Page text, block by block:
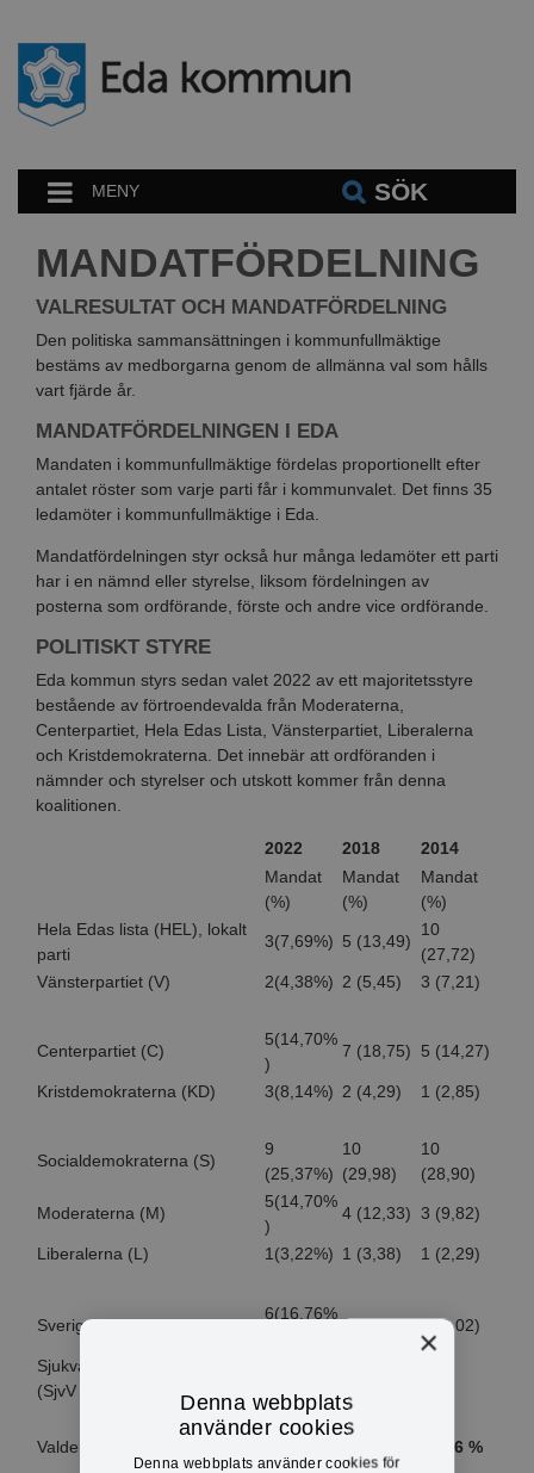
MENY SÖK
MANDATFÖRDELNING
VALRESULTAT OCH MANDATFÖRDELNING
Den politiska sammansättningen i kommunfullmäktige
bestäms av medborgarna genom de allmänna val som hålls
vart fjärde år.
MANDATFÖRDELNINGEN I EDA
Mandaten i kommunfullmäktige fördelas proportionellt efter
antalet röster som varje parti får i kommunvalet. Det finns 35
ledamöter i kommunfullmäktige i Eda.
Mandatfördelningen styr också hur många ledamöter ett parti
har i en nämnd eller styrelse, liksom fördelningen av
posterna som ordförande, förste och andre vice ordförande.
POLITISKT STYRE
Eda kommun styrs sedan valet 2022 av ett majoritetsstyre
bestående av förtroendevalda från Moderaterna,
Centerpartiet, Hela Edas Lista, Vänsterpartiet, Liberalerna
och Kristdemokraterna. Det innebär att ordföranden i
nämnder och styrelser och utskott kommer från denna
koalitionen.
2022 2018
2014
Mandat
(%)
Mandat
(%)
Mandat
(%)
Hela Edas lista (HEL), lokalt
parti
3(7,69%) 5 (13,49)
10
(27,72)
Vänsterpartiet (V)
2(4,38%) 2 (5,45) 3 (7,21)
Centerpartiet (C)
5(14,70%
)
7 (18,75) 5 (14,27)
Kristdemokraterna (KD) 3(8,14%) 2 (4,29) 1 (2,85)
Socialdemokraterna (S)
9
(25,37%)
10
(29,98)
10
(28,90)
Moderaterna (M)
5(14,70%
)
4 (12,33) 3 (9,82)
Liberalerna (L) 1(3,22%) 1 (3,38) 1 (2,29)
Sverigedemokraterna (SD)
6(16,76%
4 (11,92) 2 (6,02)
Sjukvårdspartiet i Värmland
(SjvV )
Valdeltagande: 68,56 %
×
Denna webbplats
använder cookies
Denna webbplats använder cookies för